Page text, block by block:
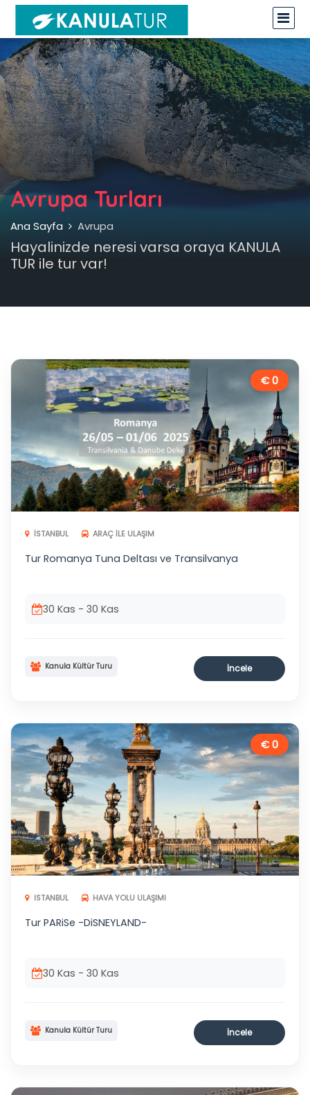
Avrupa Turları
Ana Sayfa Avrupa
Hayalinizde neresi varsa oraya KANULA
TUR ile tur var!
€ 0
İSTANBUL ARAÇ ILE ULAŞIM
Tur Romanya Tuna Deltası ve Transilvanya
30 Kas - 30 Kas
Kanula Kültür Turu İncele
€ 0
ISTANBUL HAVA YOLU ULAŞIMI
Tur PARiSe -DiSNEYLAND-
30 Kas - 30 Kas
Kanula Kültür Turu İncele